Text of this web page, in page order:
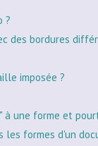
?
des bordures
imposée ?
à une forme et
formes d'un